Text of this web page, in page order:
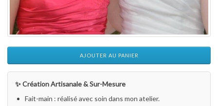
AJOUTER AU PANIER
✨ Création Artisanale & Sur-Mesure
Fait-main : réalisé avec soin dans mon atelier.